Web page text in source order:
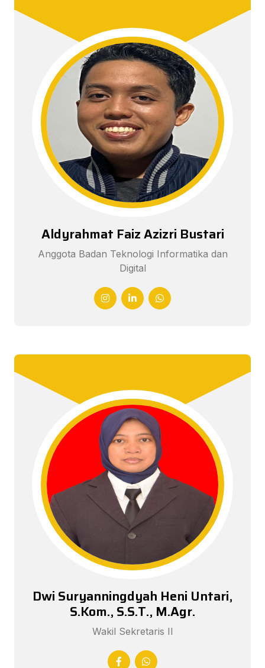
Aldyrahmat Faiz Azizri Bustari
Anggota Badan Teknologi Informatika dan
Digital
Dwi Suryanningdyah Heni Untari,
S.Kom., S.S.T., M.Agr.
Wakil Sekretaris II